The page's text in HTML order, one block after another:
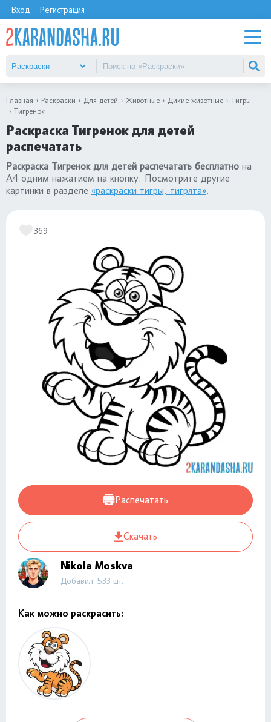
Вход Регистрация
Главная Раскраски Для детей Животные Дикие животные
Тигры
Тигренок
Раскраска Тигренок для детей
распечатать
Раскраска Тигренок для детей распечатать бесплатно на
А4 одним нажатием на кнопку. Посмотрите другие
картинки в разделе «раскраски тигры, тигрята».
369
Распечатать
Скачать
Nikola Moskva
Добавил: 533 шт.
Как можно раскрасить: